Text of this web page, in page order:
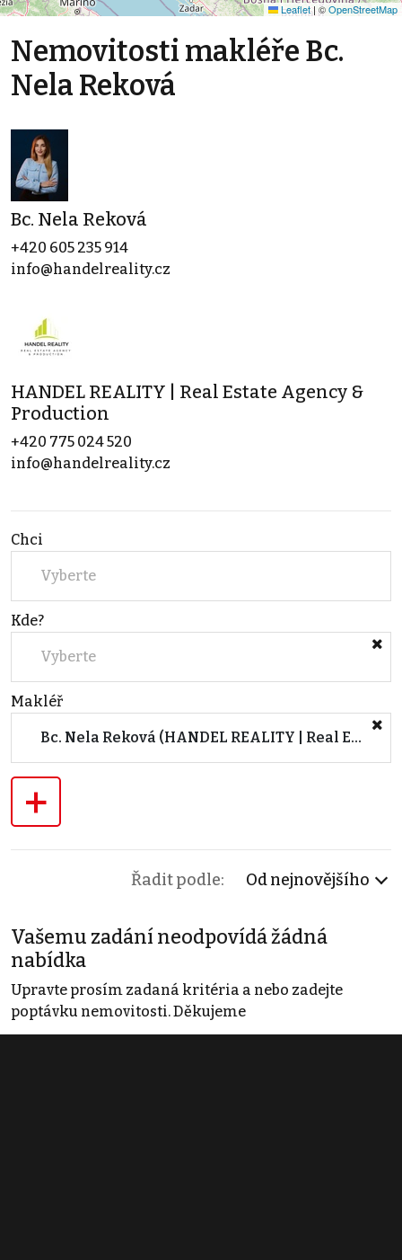
Leaflet |©OpenStreetMap
Nemovitosti makléře Bc.
Nela Reková
Bc. Nela Reková
+420 605 235 914
info@handelreality.cz
HANDEL REALITY | Real Estate Agency &
Production
+420 775 024 520
info@handelreality.cz
Chci
Vyberte
Kde?
Vyberte
Makléř
Bc. Nela Reková (HANDEL REALITY | Real Estate Agency & Production)
+
Řadit podle: Od nejnovějšího
Vašemu zadání neodpovídá žádná
nabídka
Upravte prosím zadaná kritéria a nebo zadejte
poptávku nemovitosti. Děkujeme